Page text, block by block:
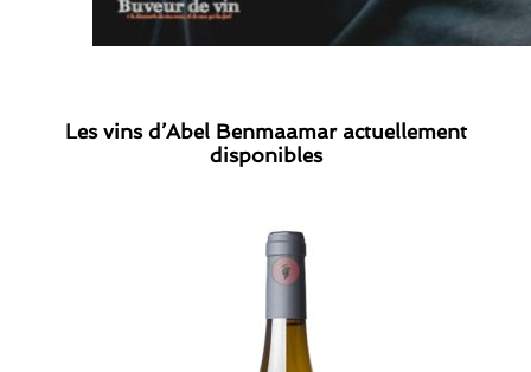
Les vins d’Abel Benmaamar actuellement
disponibles